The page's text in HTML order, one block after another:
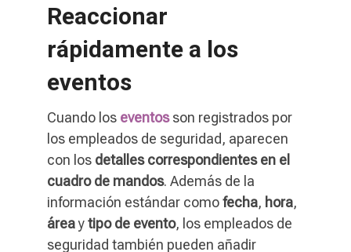
Reaccionar
rápidamente a los
eventos
Cuando los eventosson registrados por
los empleados de seguridad, aparecen
con los detalles correspondientes en el
cuadro de mandos. Además de la
información estándar comofecha, hora,
áreaytipo de evento, los empleados de
seguridad también pueden añadir